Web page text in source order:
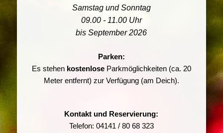
Samstag und Sonntag
09.00 - 11.00 Uhr
bis September2026
Parken:
Es stehen kostenlose Parkmöglichkeiten (ca. 20
Meter entfernt) zur Verfügung (am Deich).
Kontakt und Reservierung:
Telefon: 04141 / 80 68 323